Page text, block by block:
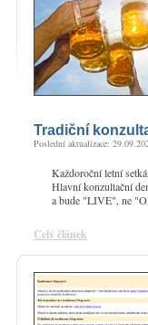
Tradiční
Poslední aktualizace:
Každoroční letní
Hlavní konzultační
a bude "LIVE", ne
Celý článek